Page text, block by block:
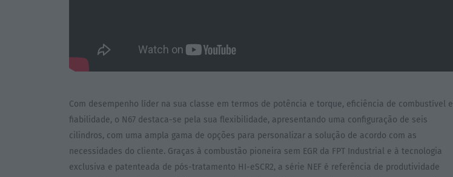
Com desempenho líder na sua classe em termos de potência e torque, eficiência de combustível e
fiabilidade, o N67 destaca-se pela sua flexibilidade, apresentando uma configuração de seis
cilindros, com uma ampla gama de opções para personalizar a solução de acordo com as
necessidades do cliente. Graças à combustão pioneira sem EGR da FPT Industrial e à tecnologia
exclusiva e patenteada de pós-tratamento HI-eSCR2, a série NEF é referência de produtividade